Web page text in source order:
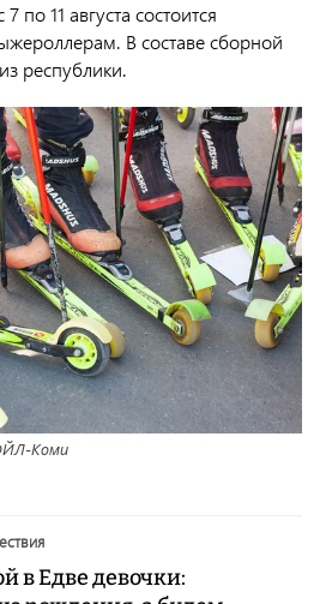
по 11 августа состоится
В составе сборной
республики.
Коми
в Едве девочки: